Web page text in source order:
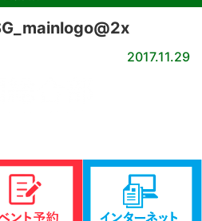
2017.11.29